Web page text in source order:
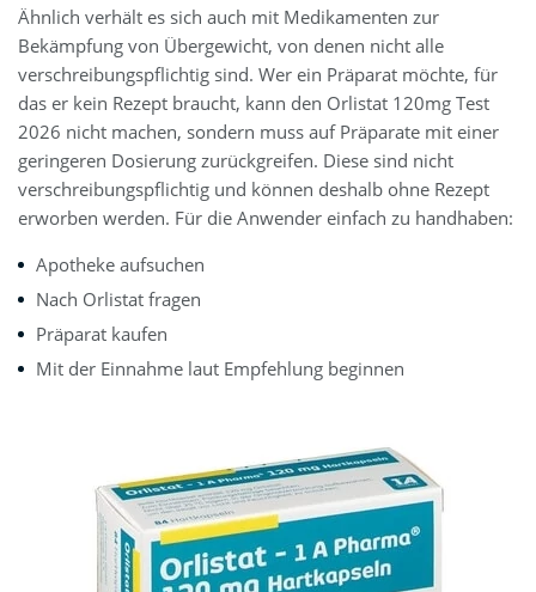
Ähnlich verhält es sich auch mit Medikamenten zur
Bekämpfung von Übergewicht, von denen nicht alle
verschreibungspflichtig sind. Wer ein Präparat möchte, für
das er kein Rezept braucht, kann den Orlistat 120mg Test
2026 nicht machen, sondern muss auf Präparate mit einer
geringeren Dosierung zurückgreifen. Diese sind nicht
verschreibungspflichtig und können deshalb ohne Rezept
erworben werden. Für die Anwender einfach zu handhaben:
Apotheke aufsuchen
Nach Orlistat fragen
Präparat kaufen
Mit der Einnahme laut Empfehlung beginnen